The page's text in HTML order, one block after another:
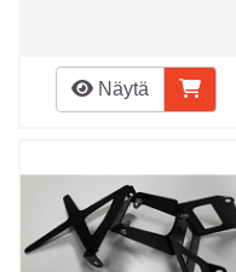
Näytä